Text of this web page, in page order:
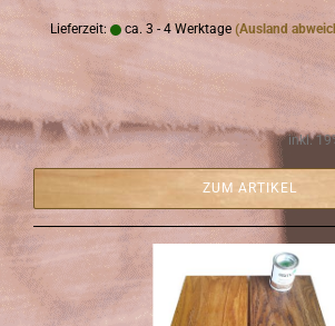
Lieferzeit: ca. 3 - 4 Werktage (Ausland
inkl.
ZUM ARTIKEL